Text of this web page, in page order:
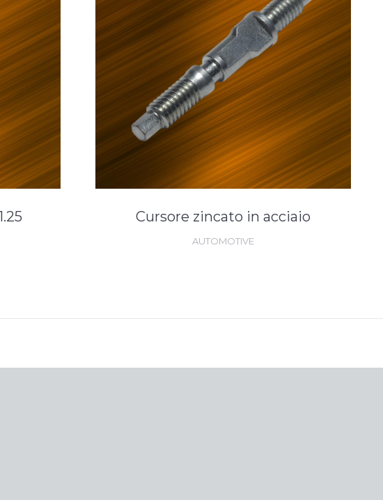
Cursore zincato in acciaio
AUTOMOTIVE